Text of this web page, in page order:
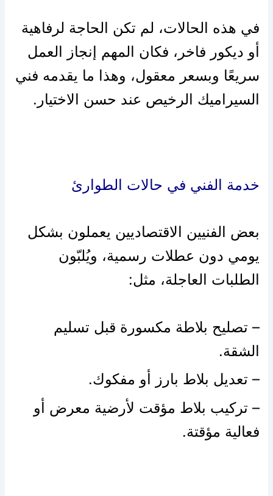
في هذه الحالات، لم تكن الحاجة لرفاهية
أو ديكور فاخر، فكان المهم إنجاز العمل
سريعًا وبسعر معقول، وهذا ما يقدمه فني
السيراميك الرخيص عند حسن الاختيار.
خدمة الفني في حالات الطوارئ
بعض الفنيين الاقتصاديين يعملون بشكل
يومي دون عطلات رسمية، ويُلبّون
الطلبات العاجلة، مثل:
– تصليح بلاطة مكسورة قبل تسليم
الشقة.
– تعديل بلاط بارز أو مفكوك.
– تركيب بلاط مؤقت لأرضية معرض أو
فعالية مؤقتة.